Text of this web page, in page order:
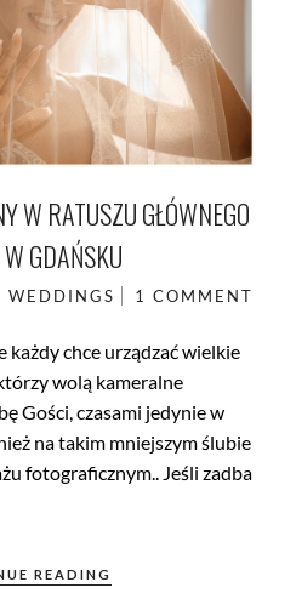
W RATUSZU GŁÓWNEGO
GDAŃSKU
WEDDINGS 1 COMMENT
każdy chce urządzać wielkie
wolą kameralne
Gości, czasami jedynie w
na takim mniejszym ślubie
fotograficznym.. Jeśli zadba
READING